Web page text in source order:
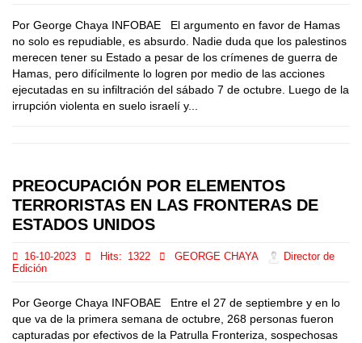
Por George Chaya INFOBAE El argumento en favor de Hamas
no solo es repudiable, es absurdo. Nadie duda que los palestinos
merecen tener su Estado a pesar de los crímenes de guerra de
Hamas, pero difícilmente lo logren por medio de las acciones
ejecutadas en su infiltración del sábado 7 de octubre. Luego de la
irrupción violenta en suelo israelí y...
PREOCUPACIÓN POR ELEMENTOS
TERRORISTAS EN LAS FRONTERAS DE
ESTADOS UNIDOS
16-10-2023 Hits: 1322 GEORGE CHAYA
Director de
Edición
Por George Chaya INFOBAE Entre el 27 de septiembre y en lo
que va de la primera semana de octubre, 268 personas fueron
capturadas por efectivos de la Patrulla Fronteriza, sospechosas